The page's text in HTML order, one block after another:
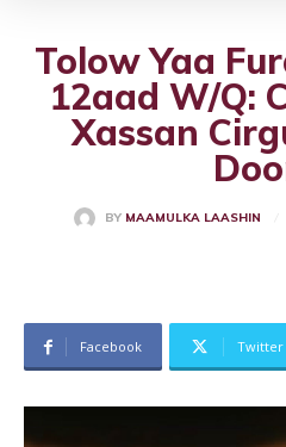
Tolow Yaa
12aad W/Q:
Xassan
BY MAAMULKA LAASHIN
Facebook Twitter